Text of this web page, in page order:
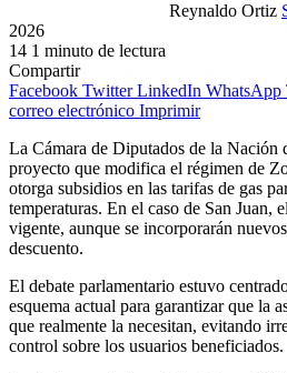
Reynaldo Ortiz
2026
14 1 minuto de lectura
Compartir
Facebook Twitter LinkedIn WhatsApp
correo electrónico Imprimir
La Cámara de Diputados de la Nación
proyecto que modifica el régimen de
otorga subsidios en las tarifas de gas
temperaturas. En el caso de San Juan,
vigente, aunque se incorporarán
descuento.
El debate parlamentario estuvo
esquema actual para garantizar que la
que realmente la necesitan, evitando
control sobre los usuarios beneficiados.